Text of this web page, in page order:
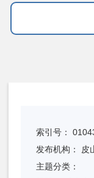
索引号：
发布机构：
皮
主题分类：